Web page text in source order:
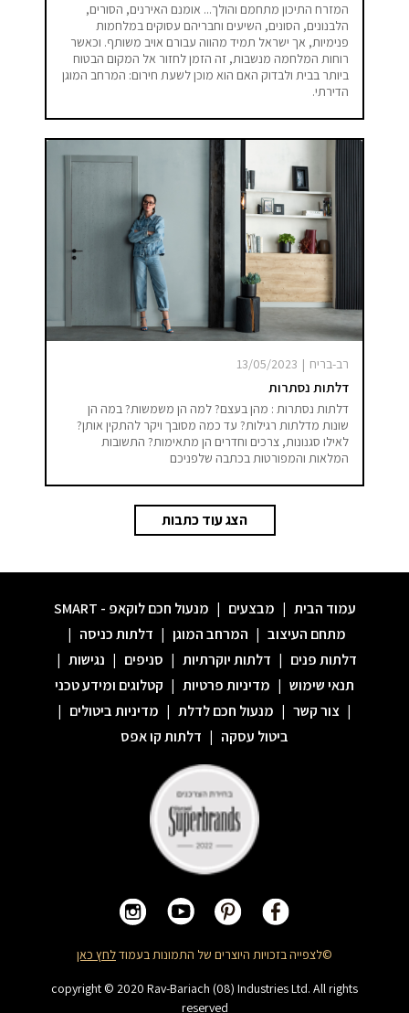
המזרח התיכון מתחמם והולך... אומנם האירנים, הסורים,
הלבנונים, הסונים, השיעים וחבריהם עסוקים במלחמות
פנימיות, אך ישראל תמיד מהווה עבורם אויב משותף. וכאשר
רוחות המלחמה מנשבות, זה הזמן לחזור אל המקום הבטוח
ביותר בבית ולבדוק האם הוא מוכן לשעת חירום: המרחב המוגן
הדירתי.
רב-בריח |
13/05/2023
דלתות נסתרות
דלתות נסתרות : מהן בעצם? למה הן משמשות? במה הן
שונות מדלתות רגילות? עד כמה מסובך ויקר להתקין אותן?
לאילו סגנונות, צרכים וחדרים הן מתאימות? התשובות
המלאות והמפורטות בכתבה שלפניכם
הצג עוד כתבות
עמוד הבית | מבצעים | מנעול חכם לוקאפ - SMART
מתחם העיצוב | המרחב המוגן | דלתות כניסה |
דלתות פנים | דלתות יוקרתיות | סניפים | נגישות |
תנאי שימוש | מדיניות פרטיות | קטלוגים ומידע טכני
| צור קשר | מנעול חכם לדלת | מדיניות ביטולים |
ביטול עסקה | דלתות קו אפס
©לצפייה בזכויות היוצרים של התמונות בעמודלחץ כאן
copyright © 2020 Rav-Bariach (08) Industries Ltd. All rights
reserved